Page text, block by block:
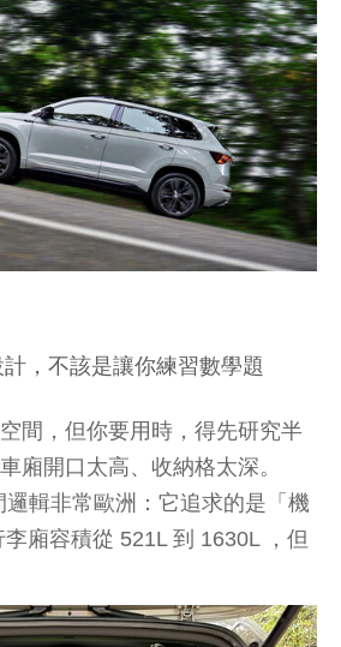
，不該是讓你練習數學題
間，但你要用時，得先研究半
廂開口太高、收納格太深。
輯非常歐洲：它追求的是「機
廂容積從 521L 到 1630L ，但